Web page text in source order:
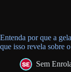
Entenda por que a
que isso revela sobre
Sem